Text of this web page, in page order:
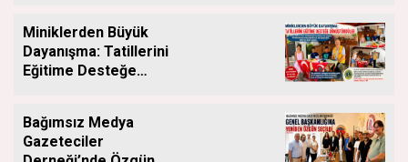
Miniklerden Büyük
Dayanışma: Tatillerini
Eğitime Desteğe
Bağımsız Medya
Gazeteciler